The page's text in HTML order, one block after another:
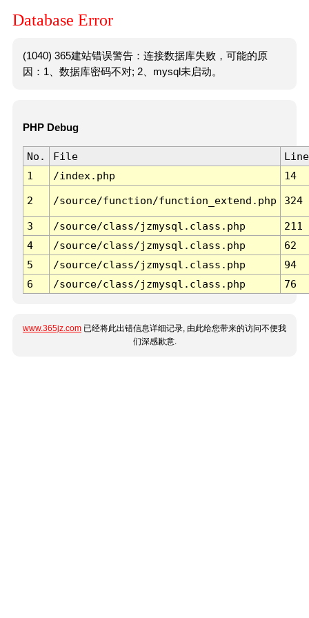
Database Error
(1040) 365建站错误警告：连接数据库失败，可能的原
因：1、数据库密码不对; 2、mysql未启动。
PHP Debug
No. File
Line
1
/index.php 14
2 /source/function/function_extend.php 324
3 /source/class/jzmysql.class.php
211
4
/source/class/jzmysql.class.php
62
5
/source/class/jzmysql.class.php
94
6
/source/class/jzmysql.class.php 76
www.365jz.com 已经将此出错信息详细记录, 由此给您带来的访问不便我
们深感歉意.